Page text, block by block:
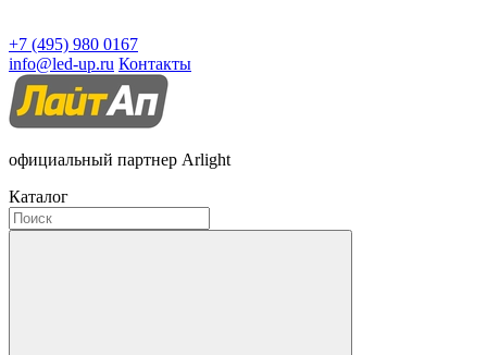
+7 (495) 980 0167
info@led-up.ru Контакты
официальный партнер Arlight
Каталог